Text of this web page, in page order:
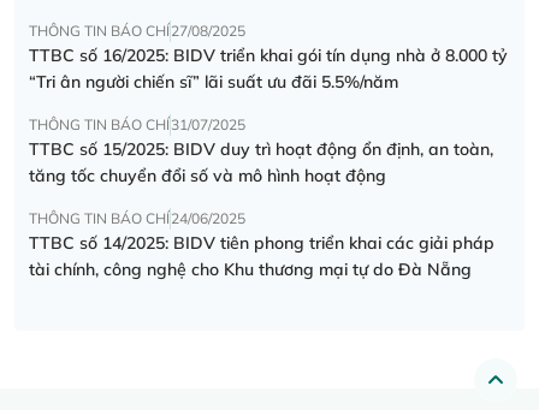
THÔNG TIN BÁO CHÍ27/08/2025
TTBC số 16/2025: BIDV triển khai gói tín dụng nhà ở 8.000 tỷ
“Tri ân người chiến sĩ” lãi suất ưu đãi 5.5%/năm
THÔNG TIN BÁO CHÍ31/07/2025
TTBC số 15/2025: BIDV duy trì hoạt động ổn định, an toàn,
tăng tốc chuyển đổi số và mô hình hoạt động
THÔNG TIN BÁO CHÍ24/06/2025
TTBC số 14/2025: BIDV tiên phong triển khai các giải pháp
tài chính, công nghệ cho Khu thương mại tự do Đà Nẵng